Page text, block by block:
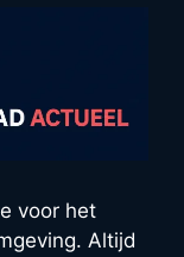
voor het
Altijd